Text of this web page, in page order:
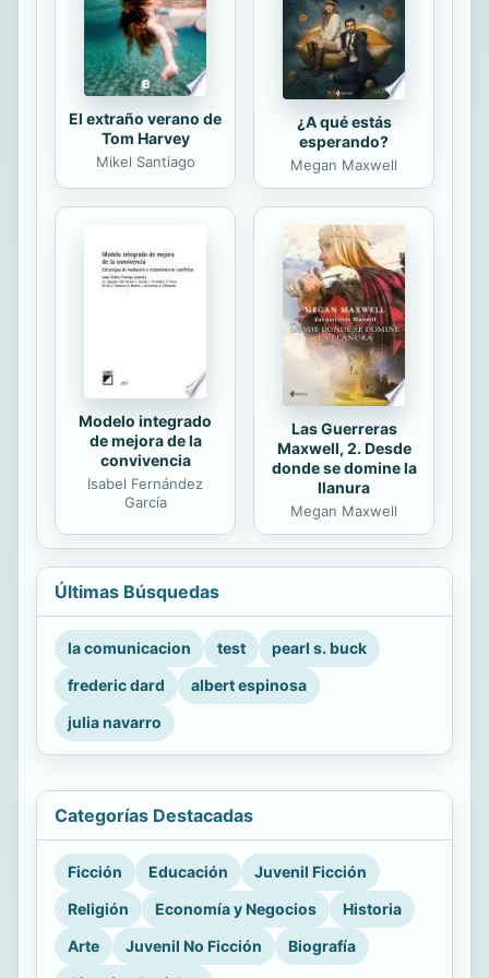
los aprendizajes que extraje de ellas.
Porque,...
El extraño verano de
Tom Harvey
Mikel Santiago
¿A qué estás
esperando?
Megan Maxwell
Modelo integrado
de mejora de la
convivencia
Isabel Fernández
García
Las Guerreras
Maxwell, 2. Desde
donde se domine la
llanura
Megan Maxwell
Últimas Búsquedas
la comunicacion test
pearl s. buck
frederic dard
albert espinosa
julia navarro
Categorías Destacadas
Ficción Educación
Juvenil Ficción
Religión
Economía y Negocios
Historia
Arte
Juvenil No Ficción
Biografía